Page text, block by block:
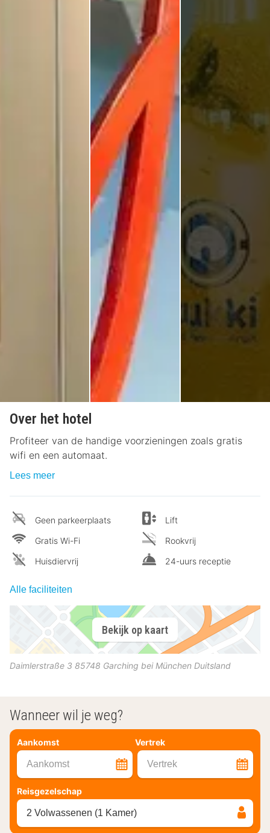
Over het hotel
Profiteer van de handige voorzieningen zoals gratis
wifi en een automaat.
Lees meer
Geen parkeerplaats
Gratis Wi-Fi
Huisdiervrij
Lift
Rookvrij
24-uurs receptie
Alle faciliteiten
Bekijk op kaart
Daimlerstraße 3 85748 Garching bei München Duitsland
Wanneer wil je weg?
Aankomst Vertrek
Aankomst Vertrek
Reisgezelschap
2 Volwassenen (1 Kamer)